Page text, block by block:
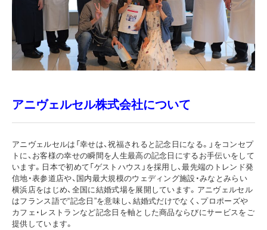
アニヴェルセル株式会社について
アニヴェルセルは「幸せは、祝福されると記念日になる。」をコンセプ
トに、お客様の幸せの瞬間を人生最高の記念日にするお手伝いをして
います。日本で初めて「ゲストハウス」を採用し、最先端のトレンド発
信地・表参道店や、国内最大規模のウェディング施設・みなとみらい
横浜店をはじめ、全国に結婚式場を展開しています。アニヴェルセル
はフランス語で“記念日”を意味し、結婚式だけでなく、プロポーズや
カフェ・レストランなど記念日を軸とした商品ならびにサービスをご
提供しています。